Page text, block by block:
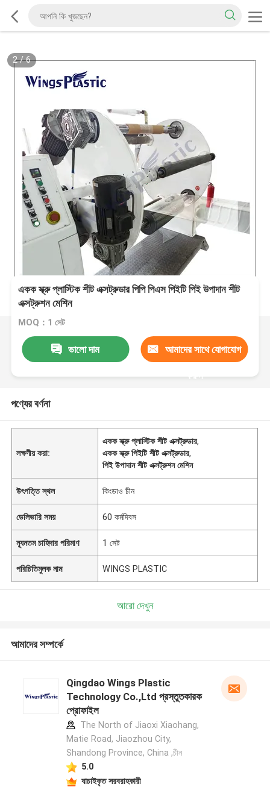
2/6
একক স্ক্রু প্লাস্টিক শীট এক্সট্রুডার পিপি পিএস পিইটি পিই উপাদান শীট
এক্সট্রুশন মেশিন
MOQ：1 সেট
ভালো দাম আমাদের সাথে যোগাযোগ
করুন
পণ্যের বর্ণনা
লক্ষণীয় করা:
একক স্ক্রু প্লাস্টিক শীট এক্সট্রুডার,
একক স্ক্রু পিইটি শীট এক্সট্রুডার,
পিই উপাদান শীট এক্সট্রুশন মেশিন
উৎপত্তি স্থল কিংডাও চীন
ডেলিভারি সময় 60 কর্মদিবস
ন্যূনতম চাহিদার পরিমাণ 1 সেট
পরিচিতিমুলক নাম WINGS PLASTIC
আরো দেখুন
আমাদের সম্পর্কে
Qingdao Wings Plastic
Technology Co.,Ltd প্রস্তুতকারক
প্রোফাইল
The North of Jiaoxi Xiaohang,
Matie Road, Jiaozhou City,
Shandong Province, China ,চীন
5.0
যাচাইকৃত সরবরাহকারী